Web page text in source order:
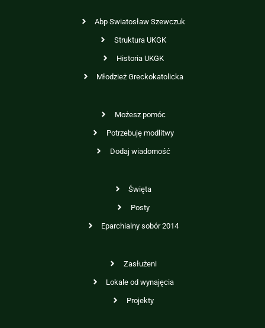
Abp Swiatosław Szewczuk
Struktura UKGK
Historia UKGK
Młodzież Greckokatolicka
Możesz pomóc
Potrzebuję modlitwy
Dodaj wiadomość
Święta
Posty
Eparchialny sobór 2014
Zasłużeni
Lokale od wynajęcia
Projekty